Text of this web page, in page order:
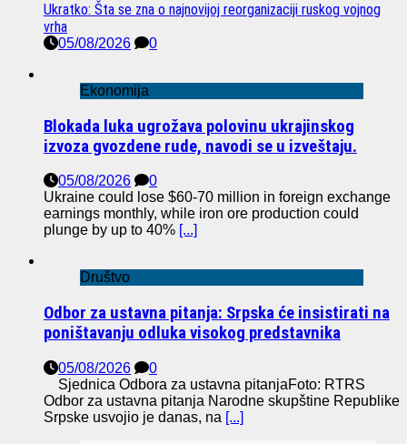
Ukratko: Šta se zna o najnovijoj reorganizaciji ruskog vojnog
vrha
05/08/2026 0
Ekonomija
Blokada luka ugrožava polovinu ukrajinskog
izvoza gvozdene rude, navodi se u izveštaju.
05/08/2026
0
Ukraine could lose $60-70 million in foreign exchange
earnings monthly, while iron ore production could
plunge by up to 40% [...]
Društvo
Odbor za ustavna pitanja: Srpska će insistirati na
poništavanju odluka visokog predstavnika
05/08/2026
0
Sjednica Odbora za ustavna pitanjaFoto: RTRS
Odbor za ustavna pitanja Narodne skupštine Republike
Srpske usvojio je danas, na [...]